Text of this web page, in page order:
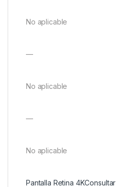
No aplicable
—
No aplicable
—
No aplicable
Pantalla Retina 4K